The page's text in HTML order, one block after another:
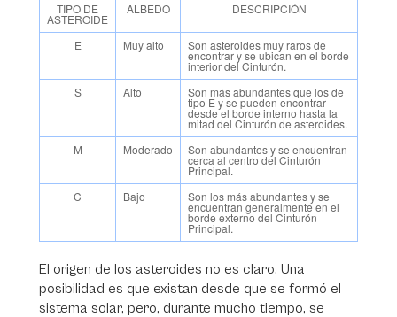
TIPO DE
ASTEROIDE
ALBEDO DESCRIPCIÓN
E Muy alto Son asteroides muy raros de
encontrar y se ubican en el borde
interior del Cinturón.
S
Alto Son más abundantes que los de
tipo E y se pueden encontrar
desde el borde interno hasta la
mitad del Cinturón de asteroides.
M
Moderado Son abundantes y se encuentran
cerca al centro del Cinturón
Principal.
C
Bajo Son los más abundantes y se
encuentran generalmente en el
borde externo del Cinturón
Principal.
El origen de los asteroides no es claro. Una
posibilidad es que existan desde que se formó el
sistema solar, pero, durante mucho tiempo, se